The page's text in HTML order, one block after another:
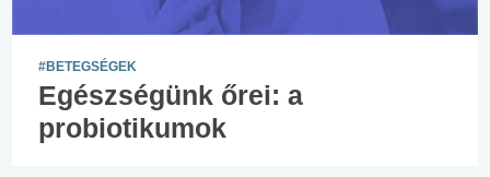
#BETEGSÉGEK
Egészségünk őrei: a
probiotikumok